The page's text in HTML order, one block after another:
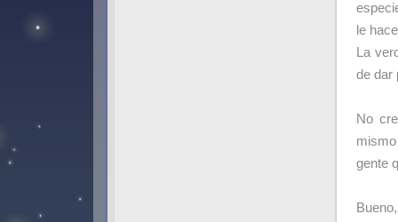
le
La
de dar
No
gente